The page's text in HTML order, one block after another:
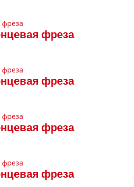
фреза
фреза
фреза
фреза
фреза
фреза
фреза
фреза